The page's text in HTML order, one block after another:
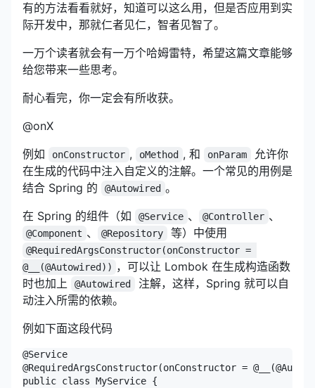
有的方法看看就好，知道可以这么用，但是否应用到实
际开发中，那就仁者见仁，智者见智了。
一万个读者就会有一万个哈姆雷特，希望这篇文章能够
给您带来一些思考。
耐心看完，你一定会有所收获。
@onX
例如
onConstructor , oMethod , 和 onParam
允许你
在生成的代码中注入自定义的注解。一个常见的用例是
结合 Spring 的
@Autowired 。
在 Spring 的组件（如
@Service 、 @Controller 、
@Component 、 @Repository 等）中使用
@RequiredArgsConstructor(onConstructor =
@__(@Autowired)) ，可以让 Lombok 在生成构造函数
时也加上
@Autowired
注解，这样，Spring 就可以自
动注入所需的依赖。
例如下面这段代码
@Service
@RequiredArgsConstructor(onConstructor =
public class MyService {